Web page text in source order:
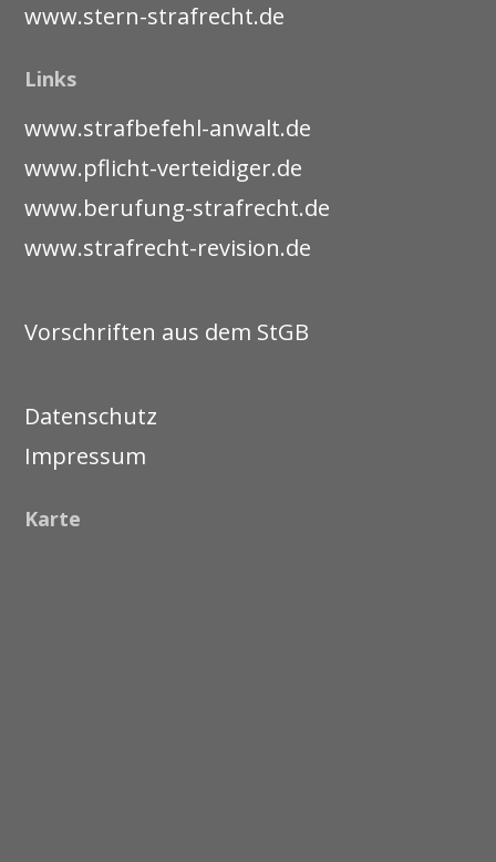
www.stern-strafrecht.de
Links
www.strafbefehl-anwalt.de
www.pflicht-verteidiger.de
www.berufung-strafrecht.de
www.strafrecht-revision.de
Vorschriften aus dem StGB
Datenschutz
Impressum
Karte